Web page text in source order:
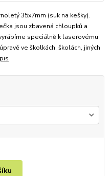
35x7mm (suk na kešky).
jsou zbavená chloupků a
speciálně k laserovému
ve školkách, školách, jiných